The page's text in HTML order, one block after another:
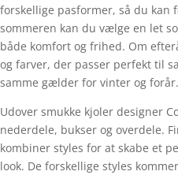
forskellige pasformer, så du kan
sommeren kan du vælge en let
både komfort og frihed. Om
og farver, der passer perfekt til
samme gælder for vinter og forår.
Udover smukke kjoler designer
nederdele, bukser og overdele.
kombiner styles for at skabe et
look. De forskellige styles